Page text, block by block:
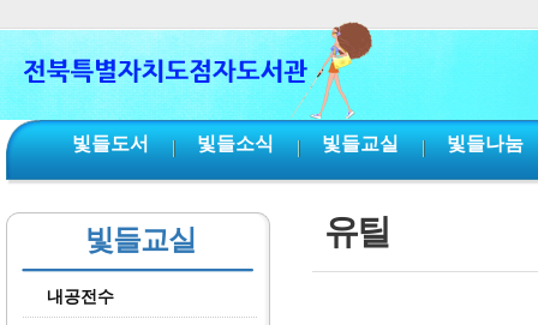
빛들도서 빛들소식 빛들교실 빛들나눔
빛들교실
내공전수
유틸